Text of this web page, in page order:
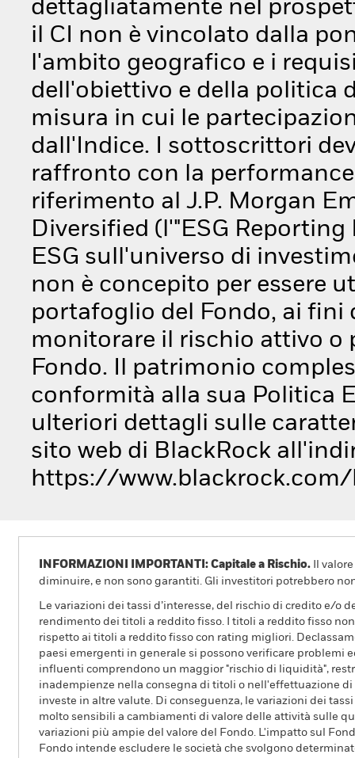
dettagliatamente nel
il CI non è vincolato dalla
l'ambito geografico e i
dell'obiettivo e della politica
misura in cui le
dall'Indice. I sottoscrittori
raffronto con la
riferimento al J.P. Morgan
Diversified (l'"ESG
ESG sull'universo di
non è concepito per essere
portafoglio del Fondo, ai fini
monitorare il rischio attivo o
Fondo. Il patrimonio
conformità alla sua Politica
ulteriori dettagli sulle
sito web di BlackRock
https://www.blackrock.com/
INFORMAZIONI IMPORTANTI: Capitale a Rischio. Il
diminuire, e non sono garantiti. Gli investitori potrebbero
Le variazioni dei tassi d’interesse, del rischio di credito e/
rendimento dei titoli a reddito fisso. I titoli a reddito fisso
rispetto ai titoli a reddito fisso con rating migliori.
paesi emergenti in generale si possono verificare
influenti comprendono un maggior "rischio di liquidità",
inadempienze nella consegna di titoli o nell'effettuazione
investe in altre valute. Di conseguenza, le variazioni dei
molto sensibili a cambiamenti di valore delle attività sulle
variazioni più ampie del valore del Fondo. L'impatto sul
Fondo intende escludere le società che svolgono